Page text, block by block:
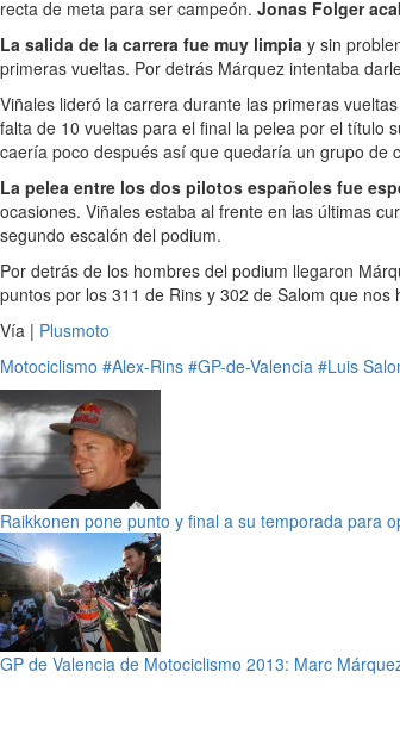
recta de meta para ser campeón. Jonas Folger
La salida de la carrera fue muy limpia y sin
primeras vueltas. Por detrás Márquez intentaba
Viñales lideró la carrera durante las primeras
falta de 10 vueltas para el final la pelea por el título
caería poco después así que quedaría un grupo de
La pelea entre los dos pilotos españoles fue
ocasiones. Viñales estaba al frente en las últimas
segundo escalón del podium.
Por detrás de los hombres del podium llegaron
puntos por los 311 de Rins y 302 de Salom que nos
Vía | Plusmoto
Motociclismo #Alex-Rins #GP-de-Valencia #Luis
Raikkonen pone punto y final a su temporada para
GP de Valencia de Motociclismo 2013: Marc